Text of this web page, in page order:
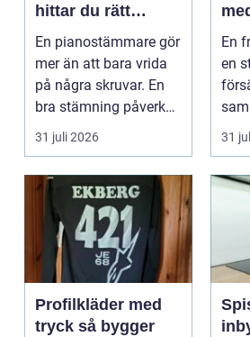
hittar du rätt
expert för ditt
piano
En pianostämmare gör
mer än att bara vrida
på några skruvar. En
bra stämning påverkar
hur pianot låt...
31 juli 2026
En
en
31
Profilkläder med
tryck så bygger